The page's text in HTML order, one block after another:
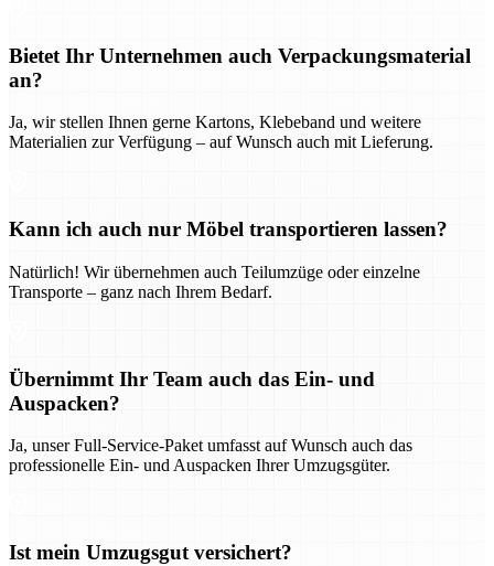
Bietet Ihr Unternehmen auch Verpackungsmaterial
an?
Ja, wir stellen Ihnen gerne Kartons, Klebeband und weitere
Materialien zur Verfügung – auf Wunsch auch mit Lieferung.
Kann ich auch nur Möbel transportieren lassen?
Natürlich! Wir übernehmen auch Teilumzüge oder einzelne
Transporte – ganz nach Ihrem Bedarf.
Übernimmt Ihr Team auch das Ein- und
Auspacken?
Ja, unser Full-Service-Paket umfasst auf Wunsch auch das
professionelle Ein- und Auspacken Ihrer Umzugsgüter.
Ist mein Umzugsgut versichert?